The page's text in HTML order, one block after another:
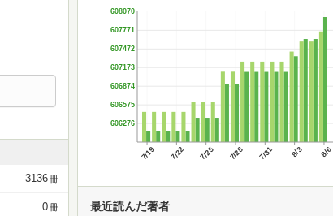
7/19 7/22 7/25 7/28 7/31 8/3 8/6
606276
606575
606874
607173
607472
607771
608070
最近読んだ著者
3136冊
0冊